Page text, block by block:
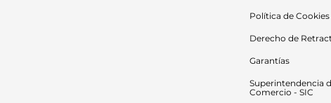
Política de Cookies
Derecho de
Garantías
Superintendencia
Comercio - SIC